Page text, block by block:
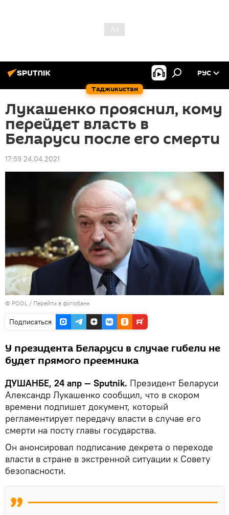
Таджикистан
РУС
Лукашенко прояснил, кому
перейдет власть в
Беларуси после его смерти
17:59 24.04.2021
© POOL / Перейти в фотобанк
Подписаться
У президента Беларуси в случае гибели не
будет прямого преемника
ДУШАНБЕ, 24 апр — Sputnik. Президент Беларуси
Александр Лукашенко сообщил, что в скором
времени подпишет документ, который
регламентирует передачу власти в случае его
смерти на посту главы государства.
Он анонсировал подписание декрета о переходе
власти в стране в экстренной ситуации к Совету
безопасности.